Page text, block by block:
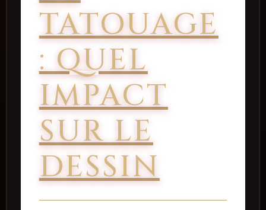
TATOUAGE
: QUEL
IMPACT
SUR LE
DESSIN